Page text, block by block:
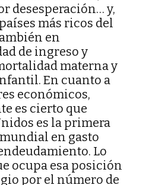
desesperación… y,
más ricos del
en
de ingreso y
materna y
En cuanto a
económicos,
es cierto que
es la primera
en gasto
Lo
ocupa esa posición
por el número de